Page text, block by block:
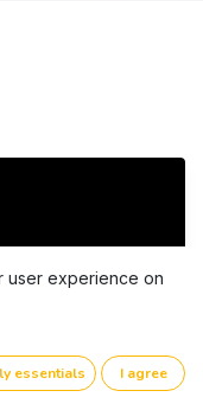
user experience on
essentials I agree